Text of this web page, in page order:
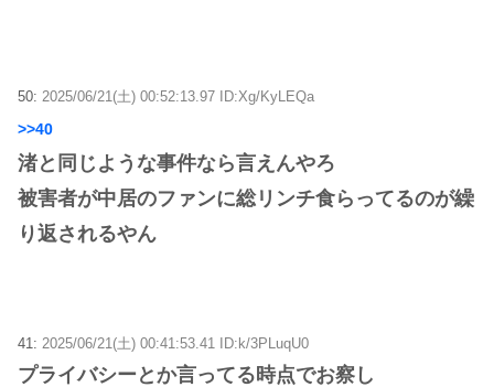
50: 2025/06/21(土) 00:52:13.97 ID:Xg/KyLEQa
>>40
渚と同じような事件なら言えんやろ
被害者が中居のファンに総リンチ食らってるのが繰
り返されるやん
41: 2025/06/21(土) 00:41:53.41 ID:k/3PLuqU0
プライバシーとか言ってる時点でお察し